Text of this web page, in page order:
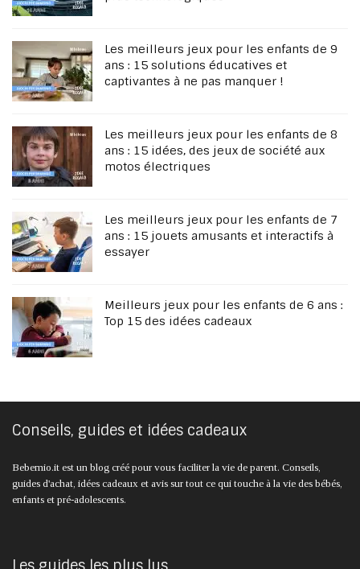
Les meilleurs jeux pour les enfants de 9
ans : 15 solutions éducatives et
captivantes à ne pas manquer !
Les meilleurs jeux pour les enfants de 8
ans : 15 idées, des jeux de société aux
motos électriques
Les meilleurs jeux pour les enfants de 7
ans : 15 jouets amusants et interactifs à
essayer
Meilleurs jeux pour les enfants de 6 ans :
Top 15 des idées cadeaux
Conseils, guides et idées cadeaux
Bebemio.it est un blog créé pour vous faciliter la vie de parent. Conseils,
guides d'achat, idées cadeaux et avis sur tout ce qui touche à la vie des bébés,
enfants et pré-adolescents.